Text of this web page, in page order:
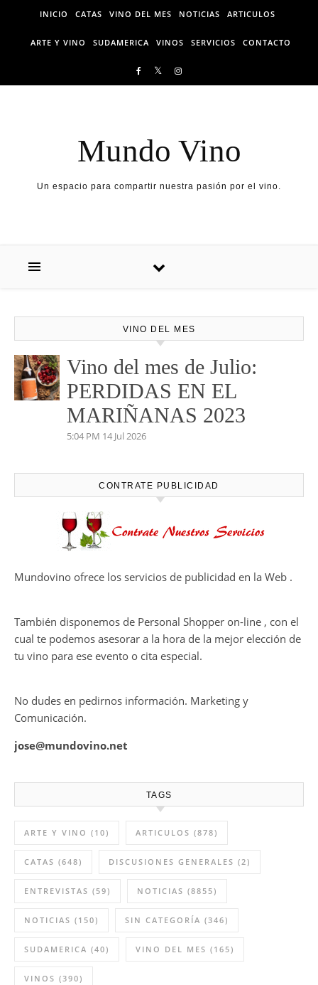
Skip to content
INICIO CATAS VINO DEL MES NOTICIAS ARTICULOS
ARTE Y VINO SUDAMERICA VINOS SERVICIOS CONTACTO
Mundo Vino
Un espacio para compartir nuestra pasión por el vino.
VINO DEL MES
Vino del mes de Julio:
PERDIDAS EN EL
MARIÑANAS 2023
5:04 PM 14 Jul 2026
CONTRATE PUBLICIDAD
Mundovino ofrece los servicios de publicidad en la Web .
También disponemos de Personal Shopper on-line , con el
cual te podemos asesorar a la hora de la mejor elección de
tu vino para ese evento o cita especial.
No dudes en pedirnos información. Marketing y
Comunicación.
jose@mundovino.net
TAGS
ARTE Y VINO (10) ARTICULOS (878)
CATAS (648) DISCUSIONES GENERALES (2)
ENTREVISTAS (59) NOTICIAS (8855)
NOTICIAS (150) SIN CATEGORÍA (346)
SUDAMERICA (40) VINO DEL MES (165)
VINOS (390)